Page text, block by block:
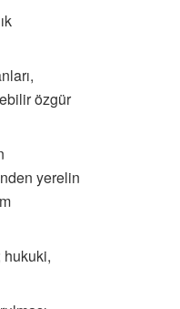
özgür
yerelin
hukuki,